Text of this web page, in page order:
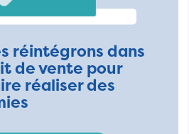
réintégrons dans
de vente pour
réaliser des